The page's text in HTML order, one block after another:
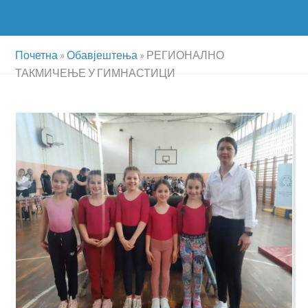
Почетна »Обавјештења » РЕГИОНАЛНО
ТАКМИЧЕЊЕ У ГИМНАСТИЦИ